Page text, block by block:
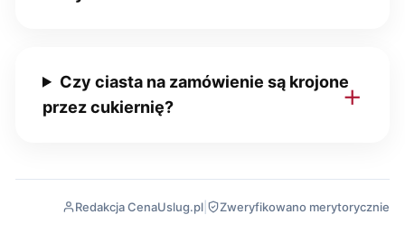
Czy ciasta na zamówienie są krojone
przez cukiernię?
Redakcja CenaUslug.pl Zweryfikowano merytorycznie